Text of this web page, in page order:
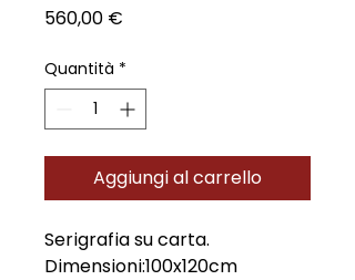
560,00 €
Quantità *
Aggiungi al carrello
Serigrafia su carta.
Dimensioni:100x120cm